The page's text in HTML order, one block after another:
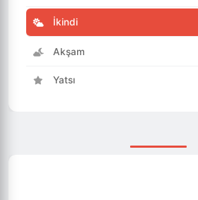
İkindi
Akşam
Yatsı